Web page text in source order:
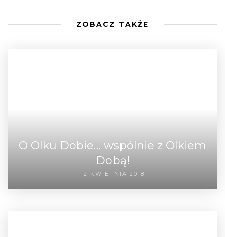
ZOBACZ TAKŻE
O Olku Dobie… wspólnie z Olkiem
Dobą!
12 KWIETNIA 2018